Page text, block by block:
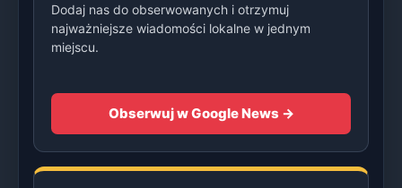
Dodaj nas do obserwowanych i otrzymuj
najważniejsze wiadomości lokalne w jednym
miejscu.
Obserwuj w Google News →